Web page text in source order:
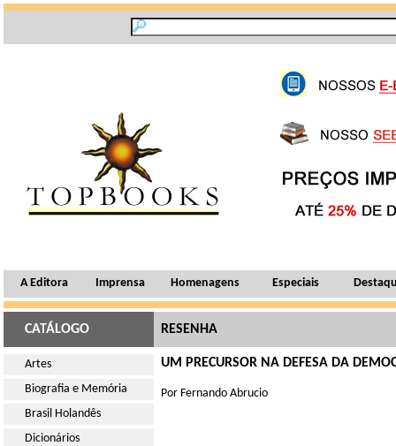
A Editora Imprensa Homenagens Especiais
CATÁLOGO RESENHA
Artes
Biografia e Memória
Brasil Holandês
Dicionários
UM PRECURSOR NA DEFESA DA
Por Fernando Abrucio